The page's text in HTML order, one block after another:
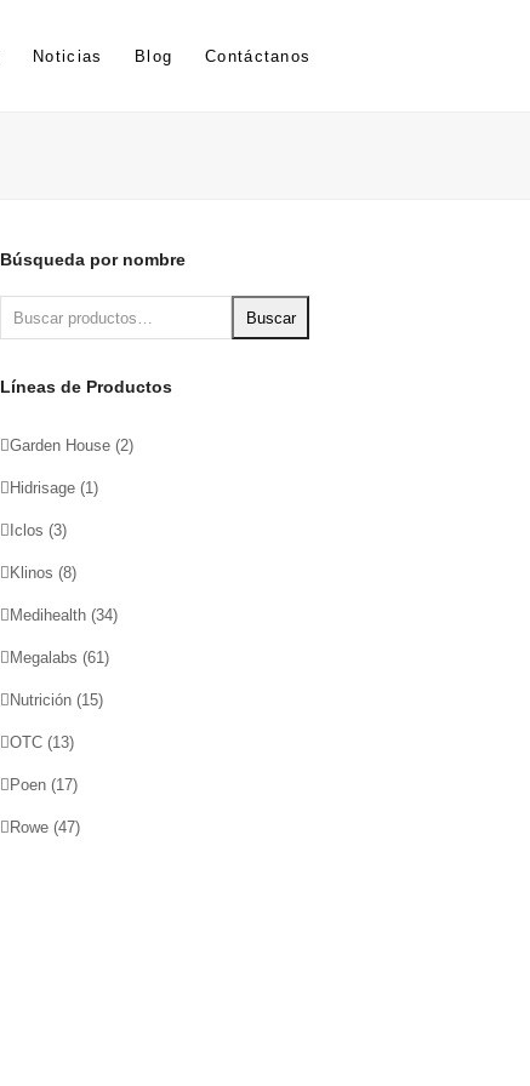
Noticias Blog Contáctanos
Búsqueda por nombre
Buscar
Líneas de Productos
Garden House (2)
Hidrisage (1)
Iclos (3)
Klinos (8)
Medihealth (34)
Megalabs (61)
Nutrición (15)
OTC (13)
Poen (17)
Rowe (47)